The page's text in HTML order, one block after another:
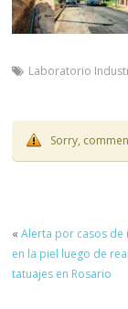
Laboratorio
Sorry,
«Alerta por casos de
en la piel luego de
tatuajes en Rosario